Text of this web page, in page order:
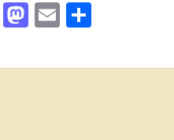
Facebook
Mastodon
Email